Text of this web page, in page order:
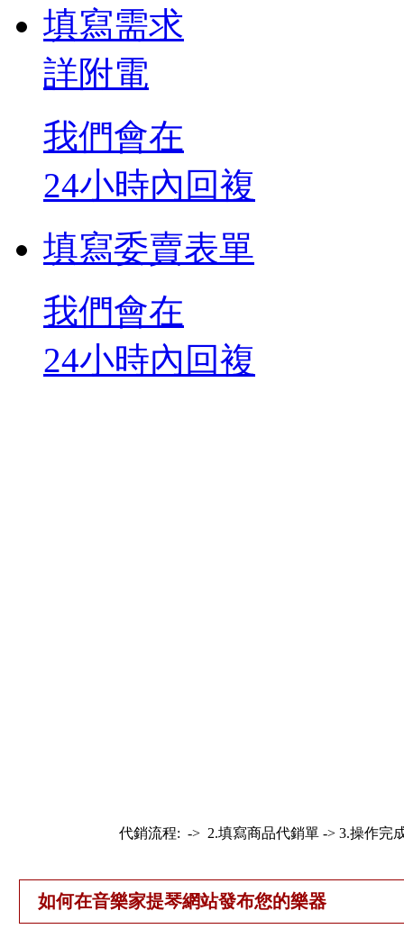
填寫需求
詳附電
我們會在
24小時內回複
填寫委賣表單
我們會在
24小時內回複